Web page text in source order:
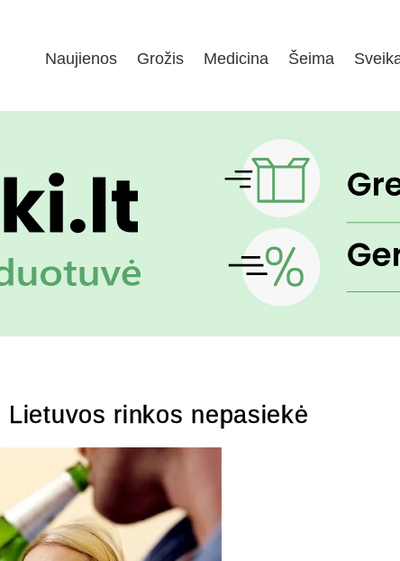
Naujienos Grožis Medicina Šeima
rinkos nepasiekė